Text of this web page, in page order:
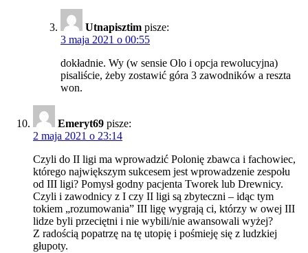
Utnapisztim pisze:
3 maja 2021 o 00:55
dokładnie. Wy (w sensie Olo i opcja rewolucyjna)
pisaliście, żeby zostawić góra 3 zawodników a reszta
won.
Emeryt69 pisze:
2 maja 2021 o 23:14
Czyli do II ligi ma wprowadzić Polonię zbawca i fachowiec,
którego największym sukcesem jest wprowadzenie zespołu
od III ligi? Pomysł godny pacjenta Tworek lub Drewnicy.
Czyli i zawodnicy z I czy II ligi są zbyteczni – idąc tym
tokiem „rozumowania” III ligę wygrają ci, którzy w owej III
lidze byli przeciętni i nie wybili/nie awansowali wyżej?
Z radością popatrzę na tę utopię i pośmieję się z ludzkiej
głupoty.